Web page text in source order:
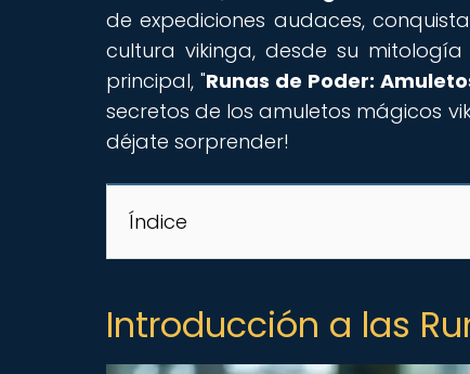
de expediciones audaces,
cultura vikinga, desde su
principal, "Runas de Poder:
secretos de los amuletos mágicos
déjate sorprender!
Índice
Introducción a las